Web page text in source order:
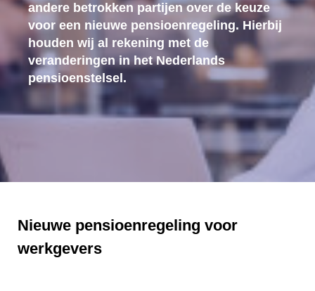
andere betrokken partijen over de keuze
voor een nieuwe pensioenregeling. Hierbij
houden wij al rekening met de
veranderingen in het Nederlands
pensioenstelsel.
Nieuwe pensioenregeling voor
werkgevers